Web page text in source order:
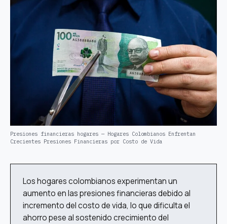
Presiones financieras hogares — Hogares Colombianos Enfrentan
Crecientes Presiones Financieras por Costo de Vida
Los hogares colombianos experimentan un
aumento en las presiones financieras debido al
incremento del costo de vida, lo que dificulta el
ahorro pese al sostenido crecimiento del